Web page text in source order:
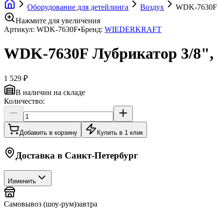
Оборудование для детейлинга Воздух
WDK-7630F
Нажмите для увеличения
Артикул: WDK-7630F•Бренд: WIEDERKRAFT
WDK-7630F Лубрикатор 3/8",
1 529 ₽
В наличии на складе
Количество:
Добавить в корзину Купить в 1 клик
Доставка в Санкт-Петербург
Изменить
Самовывоз (шоу-рум)завтра